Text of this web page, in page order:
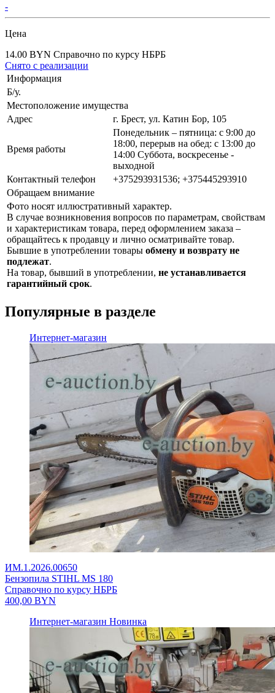
-
Цена
14.00 BYN Справочно по курсу НБРБ
Снято с реализации
Информация
Б/у.
Местоположение имущества
Адрес
г. Брест, ул. Катин Бор, 105
Время работы
Понедельник – пятница: с 9:00 до
18:00, перерыв на обед: с 13:00 до
14:00 Суббота, воскресенье -
выходной
Контактный телефон
+375293931536; +375445293910
Обращаем внимание
Фото носят иллюстративный характер.
В случае возникновения вопросов по параметрам, свойствам
и характеристикам товара, перед оформлением заказа –
обращайтесь к продавцу и лично осматривайте товар.
Бывшие в употреблении товары обмену и возврату не
подлежат.
На товар, бывший в употреблении, не устанавливается
гарантийный срок.
Популярные в разделе
Интернет-магазин
ИМ.1.2026.00650
Бензопила STIHL MS 180
Справочно по курсу НБРБ
400,00 BYN
Интернет-магазин Новинка